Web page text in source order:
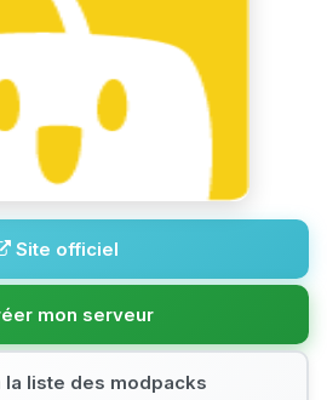
Site officiel
mon serveur
la liste des modpacks